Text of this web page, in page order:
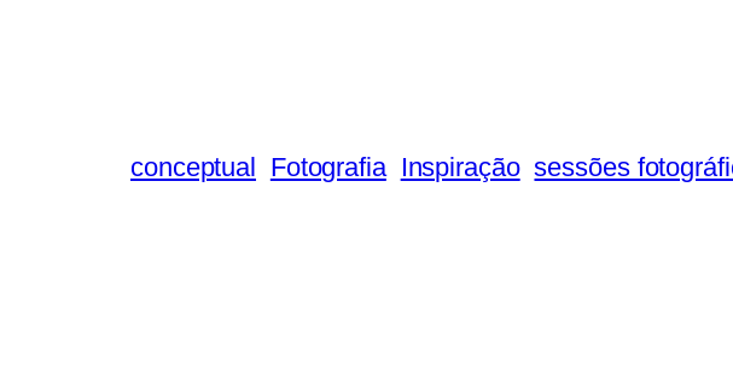
conceptual Fotografia Inspiração sessões